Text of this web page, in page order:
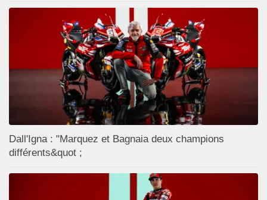
Dall'Igna : "Marquez et Bagnaia deux champions
différents&quot ;